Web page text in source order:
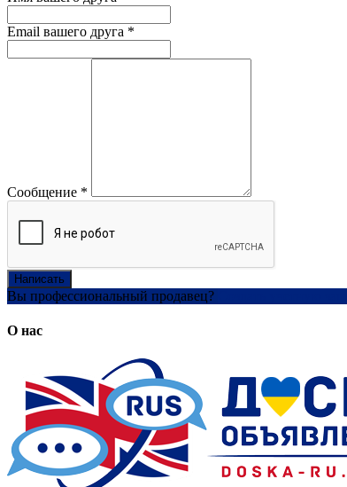
Email вашего друга *
Сообщение *
Написать
Вы профессиональный продавец?
О нас